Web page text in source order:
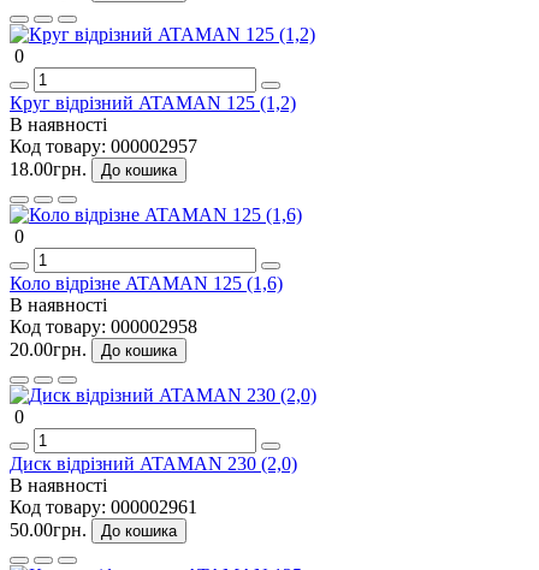
0
Круг відрізний ATAMAN 125 (1,2)
В наявності
Код товару: 000002957
18.00грн.
До кошика
0
Коло відрізне ATAMAN 125 (1,6)
В наявності
Код товару: 000002958
20.00грн.
До кошика
0
Диск відрізний ATAMAN 230 (2,0)
В наявності
Код товару: 000002961
50.00грн.
До кошика